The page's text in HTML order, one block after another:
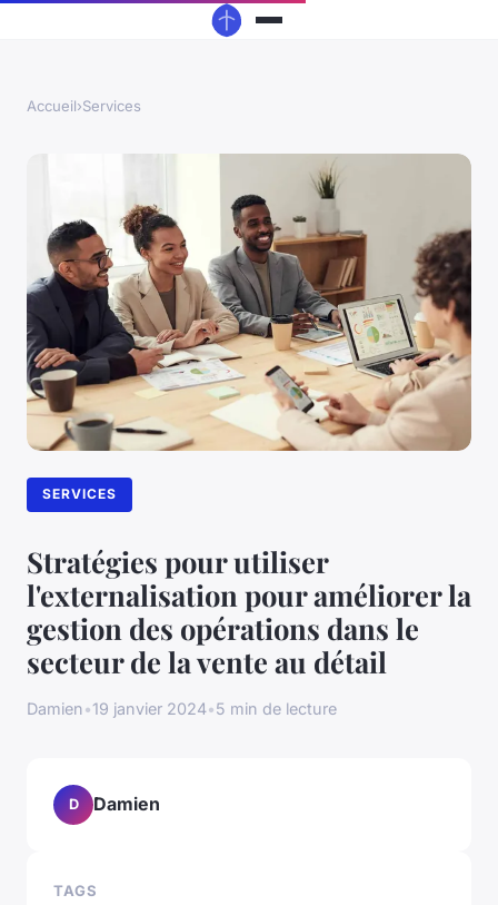
Accueil›Services
SERVICES
Stratégies pour utiliser
l'externalisation pour améliorer la
gestion des opérations dans le
secteur de la vente au détail
Damien•19 janvier 2024•5 min de lecture
D Damien
TAGS